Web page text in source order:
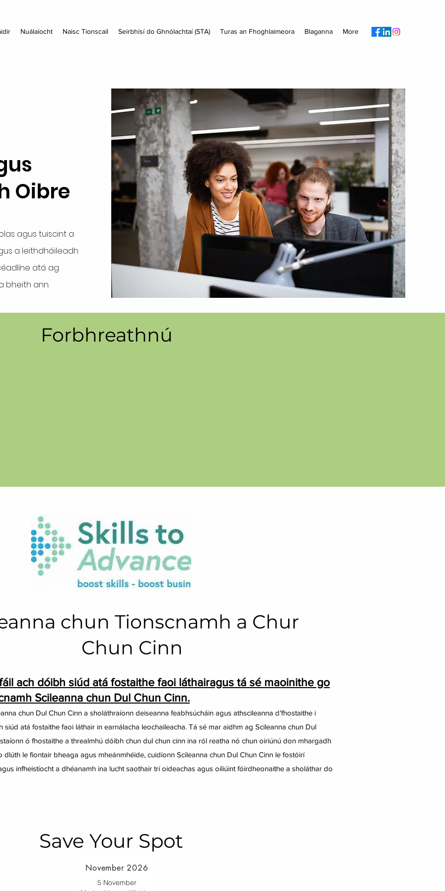
Nuálaíocht Naisc Tionscail Seirbhísí do Ghnólachtaí (STA) Turas an Fhoghlaimeora Blaganna More
Oibre
agus tuiscint a
a leithdháileadh
atá ag
bheith ann.
Forbhreathnú
chun Tionscnamh a Chur
Chun Cinn
ach dóibh siúd atá fostaithe faoi láthairagus tá sé maoinithe go
Scileanna chun Dul Chun Cinn.
chun Dul Chun Cinn a sholáthraíonn deiseanna feabhsúcháin agus athscileanna d’fhostaithe i
atá fostaithe faoi láthair in earnálacha leochaileacha. Tá sé mar aidhm ag Scileanna chun Dul
ó fhostaithe a threalmhú dóibh chun dul chun cinn ina ról reatha nó chun oiriúnú don mhargadh
le fiontair bheaga agus mheánmhéide, cuidíonn Scileanna chun Dul Chun Cinn le fostóirí
infheistíocht a dhéanamh ina lucht saothair trí oideachas agus oiliúint fóirdheonaithe a sholáthar do
Save Your Spot
November 2026
5 November